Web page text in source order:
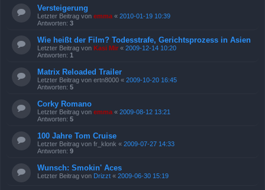
Versteigerung
Letzter Beitrag von emma « 2010-01-19 10:39
Antworten: 3
Wie heißt der Film? Todesstrafe, Gerichtsprozess in Asien
Letzter Beitrag von Kasi Mir « 2009-12-14 10:20
Antworten: 1
Matrix Reloaded Trailer
Letzter Beitrag von ertn8000 « 2009-10-20 16:45
Antworten: 5
Corky Romano
Letzter Beitrag von emma « 2009-08-12 13:21
Antworten: 5
100 Jahre Tom Cruise
Letzter Beitrag von fr_klonk « 2009-07-27 14:33
Antworten: 9
Wunsch: Smokin' Aces
Letzter Beitrag von Drizzt « 2009-06-30 15:19